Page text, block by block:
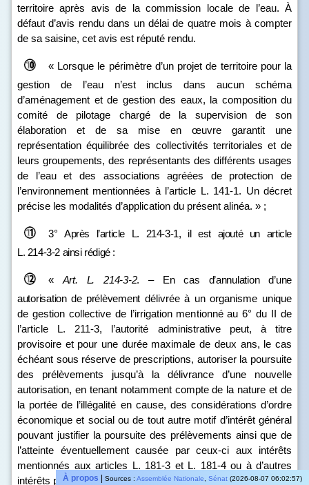
territoire après avis de la commission locale de l’eau. À
défaut d’avis rendu dans un délai de quatre mois à compter
de sa saisine, cet avis est réputé rendu.
« Lorsque le périmètre d’un projet de territoire pour la
gestion de l’eau n’est inclus dans aucun schéma
d’aménagement et de gestion des eaux, la composition du
comité de pilotage chargé de la supervision de son
élaboration et de sa mise en œuvre garantit une
représentation équilibrée des collectivités territoriales et de
leurs groupements, des représentants des différents usages
de l’eau et des associations agréées de protection de
l’environnement mentionnées à l’article L. 141‑1. Un décret
précise les modalités d’application du présent alinéa. » ;
3° Après l’article L. 214‑3‑1, il est ajouté un article
L. 214‑3‑2 ainsi rédigé :
« Art. L. 214‑3‑2. –
En cas d’annulation d’une
autorisation de prélèvement délivrée à un organisme unique
de gestion collective de l’irrigation mentionné au 6° du II de
l’article L. 211‑3, l’autorité administrative peut, à titre
provisoire et pour une durée maximale de deux ans, le cas
échéant sous réserve de prescriptions, autoriser la poursuite
des prélèvements jusqu’à la délivrance d’une nouvelle
autorisation, en tenant notamment compte de la nature et de
la portée de l’illégalité en cause, des considérations d’ordre
économique et social ou de tout autre motif d’intérêt général
pouvant justifier la poursuite des prélèvements ainsi que de
l’atteinte éventuellement causée par ceux‑ci aux intérêts
mentionnés aux articles L. 181‑3 et L. 181‑4 ou à d’autres
intérêts publics et privés.
À propos Sources : Assemblée Nationale Sénat (2026-08-07 06:02:57)